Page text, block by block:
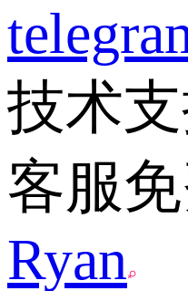
技术
客服
Ryan